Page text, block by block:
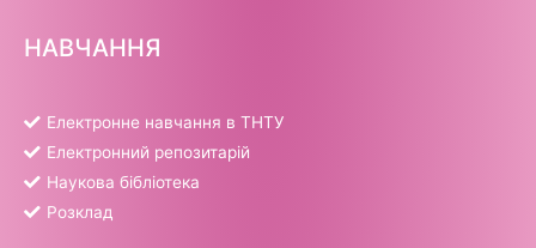
НАВЧАННЯ
Електронне навчання в ТНТУ
Електронний репозитарій
Наукова бібліотека
Розклад